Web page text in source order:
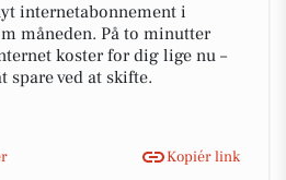
internetabonnement i
måneden. På to minutter
koster for dig lige nu –
spare ved at skifte.
Kopiér link